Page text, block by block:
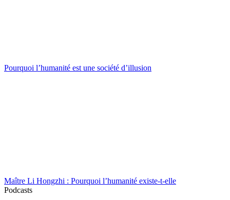
Pourquoi l’humanité est une société d’illusion
Maître Li Hongzhi : Pourquoi l’humanité existe-t-elle
Podcasts